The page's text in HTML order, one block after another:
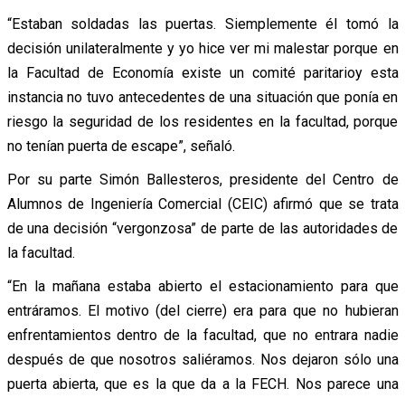
“Estaban soldadas las puertas. Siemplemente él tomó la
decisión unilateralmente y yo hice ver mi malestar porque en
la Facultad de Economía existe un comité paritarioy esta
instancia no tuvo antecedentes de una situación que ponía en
riesgo la seguridad de los residentes en la facultad, porque
no tenían puerta de escape”, señaló.
Por su parte Simón Ballesteros, presidente del Centro de
Alumnos de Ingeniería Comercial (CEIC) afirmó que se trata
de una decisión “vergonzosa” de parte de las autoridades de
la facultad.
“En la mañana estaba abierto el estacionamiento para que
entráramos. El motivo (del cierre) era para que no hubieran
enfrentamientos dentro de la facultad, que no entrara nadie
después de que nosotros saliéramos. Nos dejaron sólo una
puerta abierta, que es la que da a la FECH. Nos parece una